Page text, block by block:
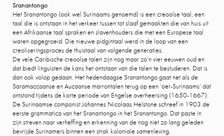
Sranantongo
Het Sranantongo (ook wel Surinaams genoemd) is een creoolse taal, een
taal die is ontstaan in het verkeer tussen tot slaaf gemaakten die van huis uit
een Afrikaanse taal spraken en slavenhouders die met een Europese taal
waren opgegroeid. Die nieuwe pidgintaal werd in de loop van een
creoliseringsproces de thuistaal van volgende generaties.
De vele Caribische creoolse talen zijn nog maar zo’n vier eeuwen oud en
dat biedt linguïsten de kans het ontstaan van die talen te bestuderen. Dat is
dan ook volop gedaan. Het hedendaagse Sranantongo gaat net als de
Saramaccaanse en Aucaanse marrontalen terug op een ‘oer-Surinaams’ dat
ontstond tijdens de korte periode van Engelse overheersing (1650-1667).
De Surinaamse componist Johannes Nicolaas Helstone schreef in 1903 de
eerste grammatica van het Sranantongo in het Sranantongo. Dat paste in
zijn streven naar verheffing en erkenning van de nog niet zo lang geleden
bevrijde Surinamers binnen een strak koloniale samenleving.